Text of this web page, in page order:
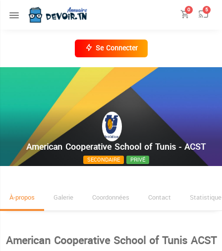
0 5
Se Connecter
American Cooperative School of Tunis - ACST
SECONDAIRE PRIVÉ
BP 150 Cite Taeib M'hiri Laouina +216 71 761 412
À-propos Galerie Coordonnées Contact Statistique
American Cooperative School of Tunis ACST